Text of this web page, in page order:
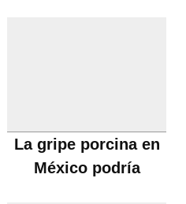
La gripe porcina en
México podría